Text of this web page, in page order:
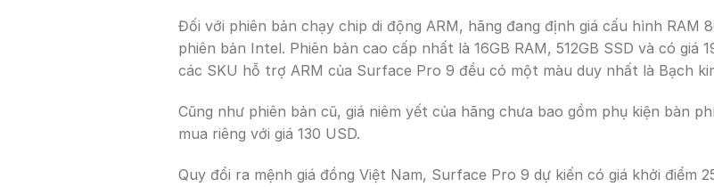
Đối với phiên bản chạy chip di động ARM, hãng đang định giá cấu hình RAM
phiên bản Intel. Phiên bản cao cấp nhất là 16GB RAM, 512GB SSD và có giá
các SKU hỗ trợ ARM của Surface Pro 9 đều có một màu duy nhất là Bạch
Cũng như phiên bản cũ, giá niêm yết của hãng chưa bao gồm phụ kiện bàn
mua riêng với giá 130 USD.
Quy đổi ra mệnh giá đồng Việt Nam, Surface Pro 9 dự kiến ​​có giá khởi điểm